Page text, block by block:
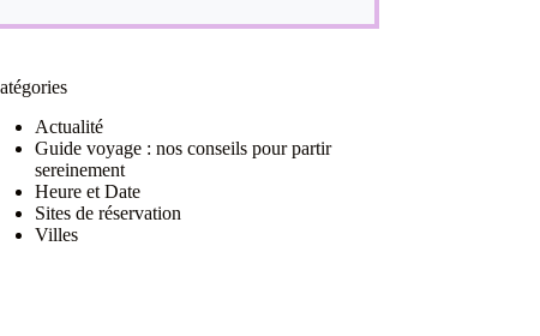
Actualité
Guide voyage : nos conseils pour partir
sereinement
Heure et Date
Sites de réservation
Villes